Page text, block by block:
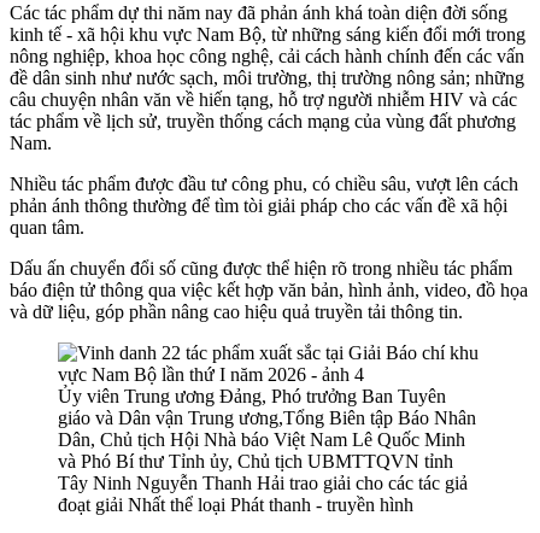
Các tác phẩm dự thi năm nay đã phản ánh khá toàn diện đời sống
kinh tế - xã hội khu vực Nam Bộ, từ những sáng kiến đổi mới trong
nông nghiệp, khoa học công nghệ, cải cách hành chính đến các vấn
đề dân sinh như nước sạch, môi trường, thị trường nông sản; những
câu chuyện nhân văn về hiến tạng, hỗ trợ người nhiễm HIV và các
tác phẩm về lịch sử, truyền thống cách mạng của vùng đất phương
Nam.
Nhiều tác phẩm được đầu tư công phu, có chiều sâu, vượt lên cách
phản ánh thông thường để tìm tòi giải pháp cho các vấn đề xã hội
quan tâm.
Dấu ấn chuyển đổi số cũng được thể hiện rõ trong nhiều tác phẩm
báo điện tử thông qua việc kết hợp văn bản, hình ảnh, video, đồ họa
và dữ liệu, góp phần nâng cao hiệu quả truyền tải thông tin.
Ủy viên Trung ương Đảng, Phó trưởng Ban Tuyên
giáo và Dân vận Trung ương,Tổng Biên tập Báo Nhân
Dân, Chủ tịch Hội Nhà báo Việt Nam Lê Quốc Minh
và Phó Bí thư Tỉnh ủy, Chủ tịch UBMTTQVN tỉnh
Tây Ninh Nguyễn Thanh Hải trao giải cho các tác giả
đoạt giải Nhất thể loại Phát thanh - truyền hình